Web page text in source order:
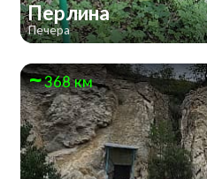
Перлина
Печера
368 км